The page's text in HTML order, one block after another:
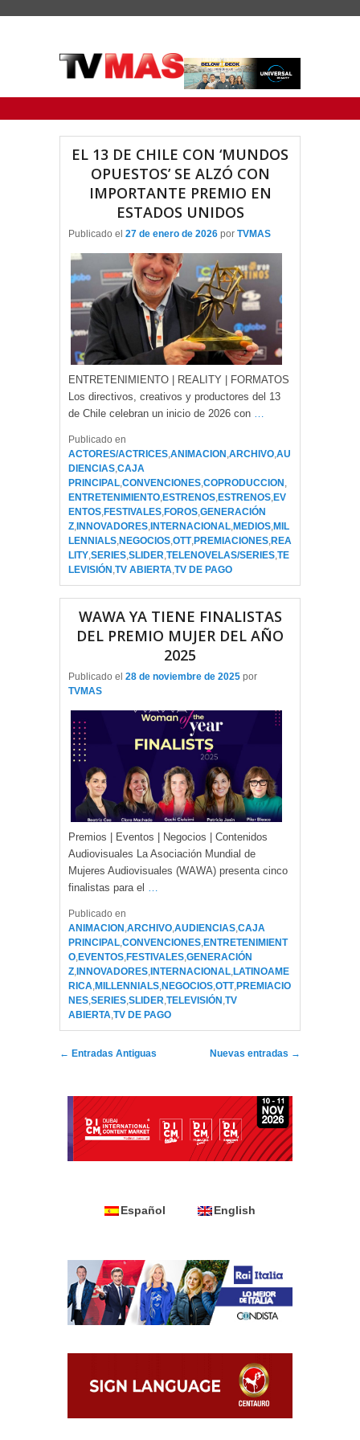
EL 13 DE CHILE CON ‘MUNDOS
OPUESTOS’ SE ALZÓ CON
IMPORTANTE PREMIO EN
ESTADOS UNIDOS
Publicado el 27 de enero de 2026 por TVMAS
ENTRETENIMIENTO | REALITY | FORMATOS
Los directivos, creativos y productores del 13
de Chile celebran un inicio de 2026 con …
Publicado en
ACTORES/ACTRICES,ANIMACION ,ARCHIVO,AU
DIENCIAS,CAJA
PRINCIPAL,CONVENCIONES,COPRODUCCION ,
ENTRETENIMIENTO,ESTRENOS,ESTRENOS,EV
ENTOS,FESTIVALES,FOROS,GENERACIÓN
Z, INNOVADORES, INTERNACIONAL,MEDIOS,MIL
LENNIALS,NEGOCIOS,OTT,PREMIACIONES,REA
LITY,SERIES,SLIDER,TELENOVELAS/SERIES,TE
LEVISIÓN ,TV ABIERTA,TV DE PAGO
WAWA YA TIENE FINALISTAS
DEL PREMIO MUJER DEL AÑO
2025
Publicado el 28 de noviembre de 2025 por
TVMAS
Premios | Eventos | Negocios | Contenidos
Audiovisuales La Asociación Mundial de
Mujeres Audiovisuales (WAWA) presenta cinco
finalistas para el …
Publicado en
ANIMACION ,ARCHIVO,AUDIENCIAS,CAJA
PRINCIPAL,CONVENCIONES,ENTRETENIMIENT
O,EVENTOS,FESTIVALES,GENERACIÓN
Z, INNOVADORES, INTERNACIONAL,LATINOAME
RICA,MILLENNIALS,NEGOCIOS,OTT,PREMIACIO
NES,SERIES,SLIDER,TELEVISIÓN ,TV
ABIERTA,TV DE PAGO
Navegador de artículos
← Entradas Antiguas Nuevas entradas →
Español English